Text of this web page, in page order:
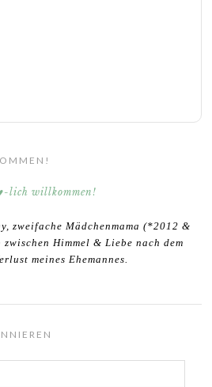
zweifache Mädchenmama (*2012 &
Himmel & Liebe nach dem
meines Ehemannes.